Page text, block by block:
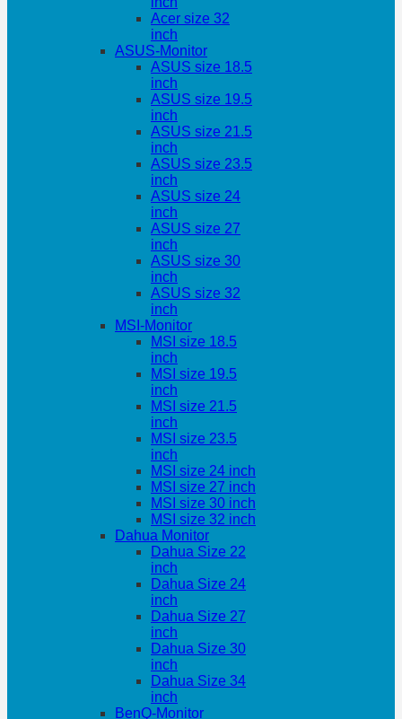
Acer size 32
inch
ASUS-Monitor
ASUS size 18.5
inch
ASUS size 19.5
inch
ASUS size 21.5
inch
ASUS size 23.5
inch
ASUS size 24
inch
ASUS size 27
inch
ASUS size 30
inch
ASUS size 32
inch
MSI-Monitor
MSI size 18.5
inch
MSI size 19.5
inch
MSI size 21.5
inch
MSI size 23.5
inch
MSI size 24 inch
MSI size 27 inch
MSI size 30 inch
MSI size 32 inch
Dahua Monitor
Dahua Size 22
inch
Dahua Size 24
inch
Dahua Size 27
inch
Dahua Size 30
inch
Dahua Size 34
inch
BenQ-Monitor